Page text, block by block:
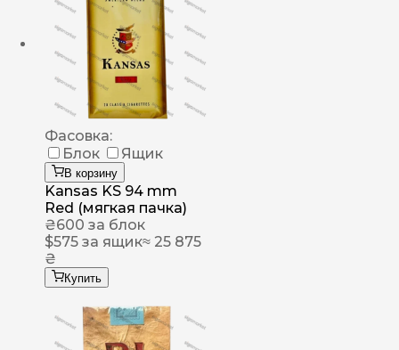
Фасовка:
Блок
Ящик
В корзину
Kansas KS 94 mm
Red (мягкая пачка)
₴600 за блок
$575 за ящик≈ 25 875
₴
Купить